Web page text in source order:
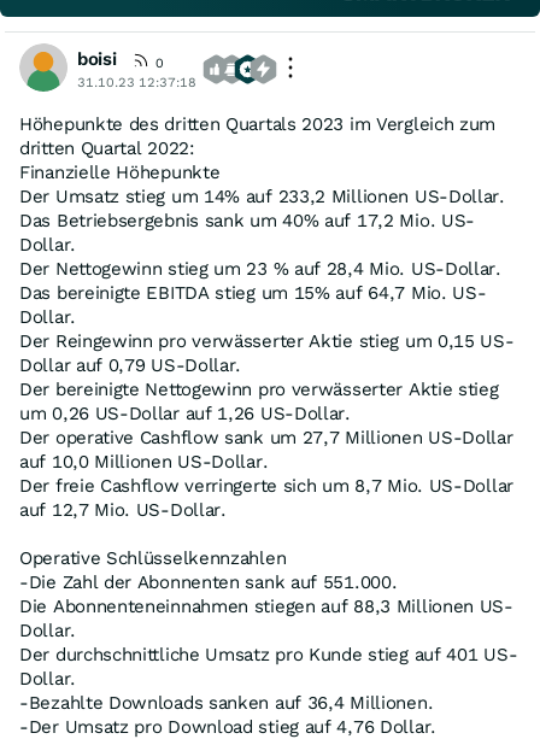
boisi
0
31.10.23 12:37:18
Höhepunkte des dritten Quartals 2023 im Vergleich zum
dritten Quartal 2022:
Finanzielle Höhepunkte
Der Umsatz stieg um 14% auf 233,2 Millionen US-Dollar.
Das Betriebsergebnis sank um 40% auf 17,2 Mio. US-
Dollar.
Der Nettogewinn stieg um 23 % auf 28,4 Mio. US-Dollar.
Das bereinigte EBITDA stieg um 15% auf 64,7 Mio. US-
Dollar.
Der Reingewinn pro verwässerter Aktie stieg um 0,15 US-
Dollar auf 0,79 US-Dollar.
Der bereinigte Nettogewinn pro verwässerter Aktie stieg
um 0,26 US-Dollar auf 1,26 US-Dollar.
Der operative Cashflow sank um 27,7 Millionen US-Dollar
auf 10,0 Millionen US-Dollar.
Der freie Cashflow verringerte sich um 8,7 Mio. US-Dollar
auf 12,7 Mio. US-Dollar.
Operative Schlüsselkennzahlen
-Die Zahl der Abonnenten sank auf 551.000.
Die Abonnenteneinnahmen stiegen auf 88,3 Millionen US-
Dollar.
Der durchschnittliche Umsatz pro Kunde stieg auf 401 US-
Dollar.
-Bezahlte Downloads sanken auf 36,4 Millionen.
-Der Umsatz pro Download stieg auf 4,76 Dollar.